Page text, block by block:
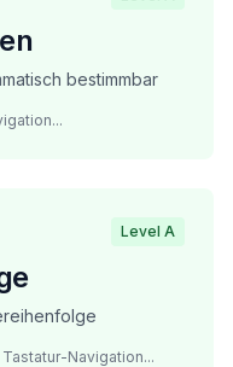
bestimmbar
...
Level A
Navigation...